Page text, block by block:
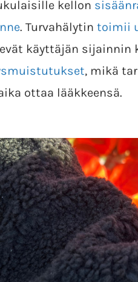
kellon
. Turvahälytin toimii
käyttäjän sijainnin
, mikä
ottaa lääkkeensä.